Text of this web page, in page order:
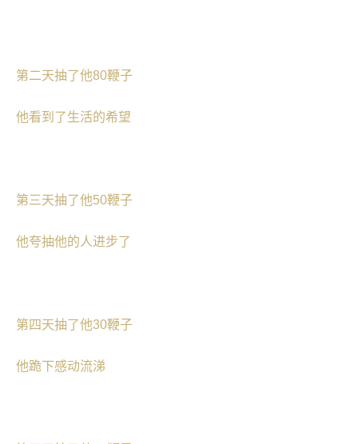
第二天抽了他80鞭子
他看到了生活的希望
第三天抽了他50鞭子
他夸抽他的人进步了
第四天抽了他30鞭子
他跪下感动流涕